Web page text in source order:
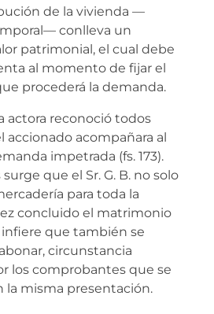
de la vivienda —
conlleva un
patrimonial, el cual debe
al momento de fijar el
procederá la demanda.
actora reconoció todos
accionado acompañara al
impetrada (fs. 173).
que el Sr. G. B. no solo
para toda la
concluido el matrimonio
que también se
circunstancia
los comprobantes que se
la misma presentación.